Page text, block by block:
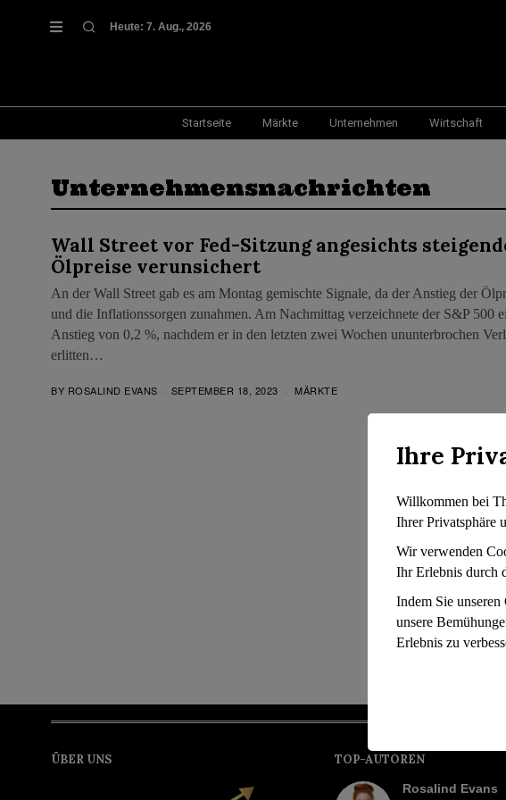
Heute: 7. Aug., 2026
Startseite Märkte Unternehmen Wirtschaft
Unternehmensnachrichten
Wall Street vor Fed-Sitzung angesichts
Ölpreise verunsichert
An der Wall Street gab es am Montag gemischte Signale, da der Anstieg der
und die Inflationssorgen zunahmen. Am Nachmittag verzeichnete der S&P 500
Anstieg von 0,2 %, nachdem er in den letzten zwei Wochen ununterbrochen
erlitten…
BY ROSALIND EVANS SEPTEMBER 18, 2023 MÄRKTE
ÜBER UNS TOP-AUTOREN
Rosalind Evans
Ihre
Willkommen bei
Ihrer Privatsphäre
Wir verwenden
Ihr Erlebnis durch
Indem Sie
unsere
Erlebnis zu